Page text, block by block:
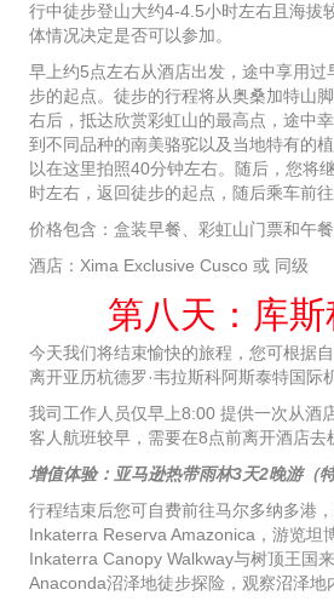
行中徒步登山大约4-4.5小时左右且海拔
体情况决定是否可以参加。
早上约5点左右从酒店出发，途中享用过
步的起点。徒步的行程将从奥桑加特山
右后，抵达欣赏彩虹山的最高点，途中
到不同品种的南美骆驼以及当地特有的
以在这里拍照40分钟左右。随后，您将
时左右，返回徒步的起点，随后乘车前往
价格包含：盒装早餐、彩虹山门票和午餐
酒店：Xima Exclusive Cusco 或 同级
第八天：库
今天我们将结束愉快的旅程，您可根据
离开亚历杭德罗·韦拉斯科阿斯泰特国际
我司工作人员仅早上8:00 提供一次从酒
客人航班较早，需要在8点前离开酒店去
增值体验：亚马逊热带雨林3天2晚游（
行程结束后您可自费前往马尔多纳多港
Inkaterra Reserva Amazonica，游览坦
Inkaterra Canopy Walkway与树顶王国
Anaconda沼泽地徒步探险，观察沼泽地